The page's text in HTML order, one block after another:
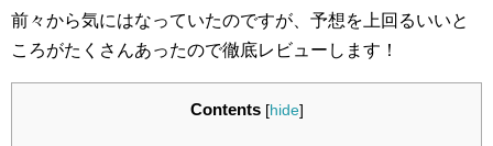
前々から気にはなっていたのですが、予想を上回るいいと
ころがたくさんあったので徹底レビューします！
Contents [hide]